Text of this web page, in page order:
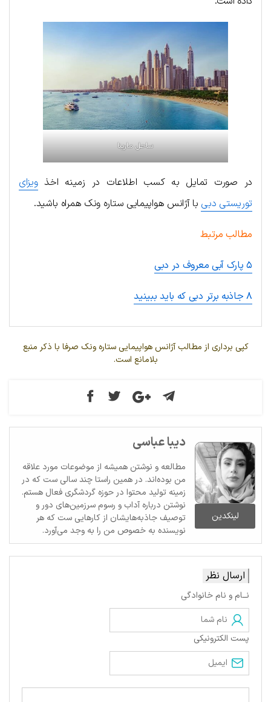
ساحل مارینا
در صورت تمایل به کسب اطلاعات در زمینه اخذویزای
توریستی دبی با آژانس هواپیمایی ستاره ونک همراه باشید.
مطالب مرتبط
۵ پارک آبی معروف در دبی
۸ جاذبه برتر دبی که باید ببینید
کپی برداری از مطالب آژانس هواپیمایی ستاره ونک صرفا با ذکر منبع
بلامانع است.
لینکدین
دیبا عباسی
مطالعه و نوشتن همیشه از موضوعات مورد علاقه
من بوده‌اند. در همین راستا چند سالی ست که در
زمینه تولید محتوا در حوزه گردشگری فعال هستم.
نوشتن درباره آداب و رسوم سرزمین‌های دور و
توصیف جاذبه‌هایشان از کارهایی ست که هر
نویسنده به خصوص من را به وجد می‌آورد.
ارسال نظر
نــام و نام خانوادگی
پست الکترونیکی